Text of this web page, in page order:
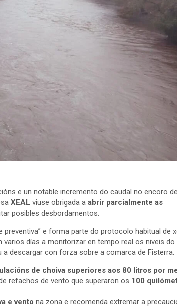
e un notable incremento do caudal no encoro de
XEAL viuse obrigada a abrir parcialmente as
posibles desbordamentos.
e forma parte do protocolo habitual de
días a monitorizar en tempo real os niveis do
descargar con forza sobre a comarca de Fisterra.
de choiva superiores aos 80 litros por
refachos de vento que superaron os 100
e vento na zona e recomenda extremar a